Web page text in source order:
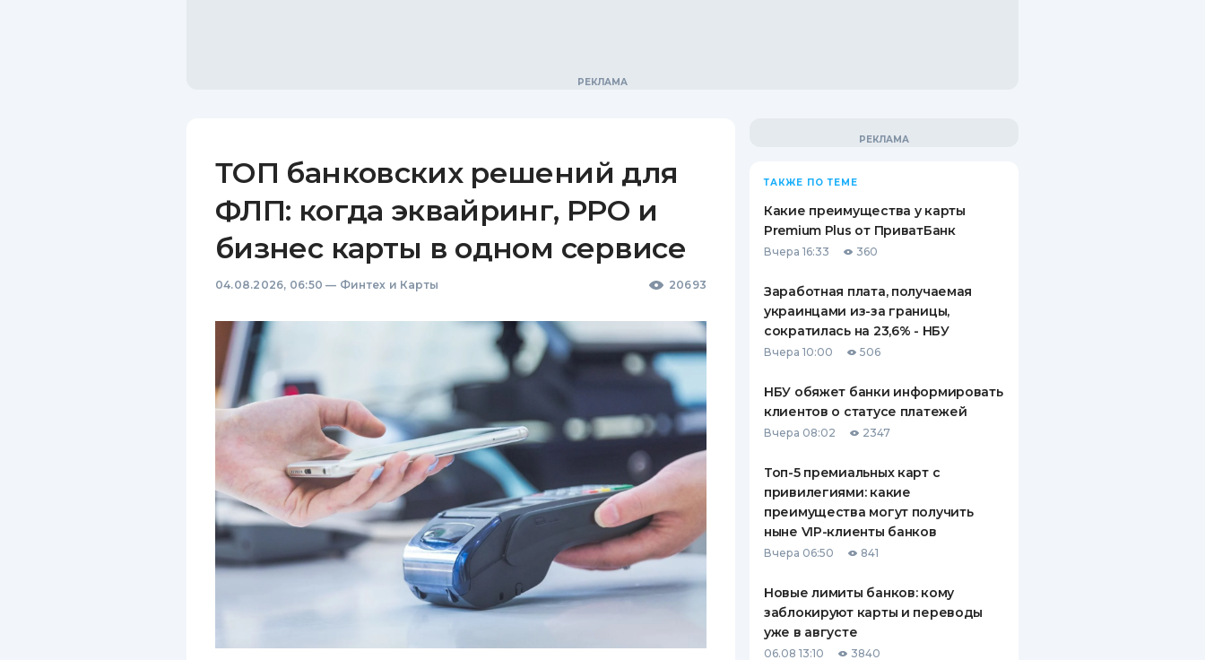
ТОП банковских решений для
ФЛП: когда эквайринг, РРО и
бизнес карты в одном сервисе
04.08.2026, 06:50 — Финтех и Карты 20693
ТАКЖЕ ПО ТЕМЕ
Какие преимущества у карты
Premium Plus от ПриватБанк
Вчера 16:33 360
Заработная плата, получаемая
украинцами из-за границы,
сократилась на 23,6% - НБУ
Вчера 10:00 506
НБУ обяжет банки информировать
клиентов о статусе платежей
Вчера 08:02 2347
Топ-5 премиальных карт с
привилегиями: какие
преимущества могут получить
ныне VIP-клиенты банков
Вчера 06:50 841
Новые лимиты банков: кому
заблокируют карты и переводы
уже в августе
06.08 13:10 3840